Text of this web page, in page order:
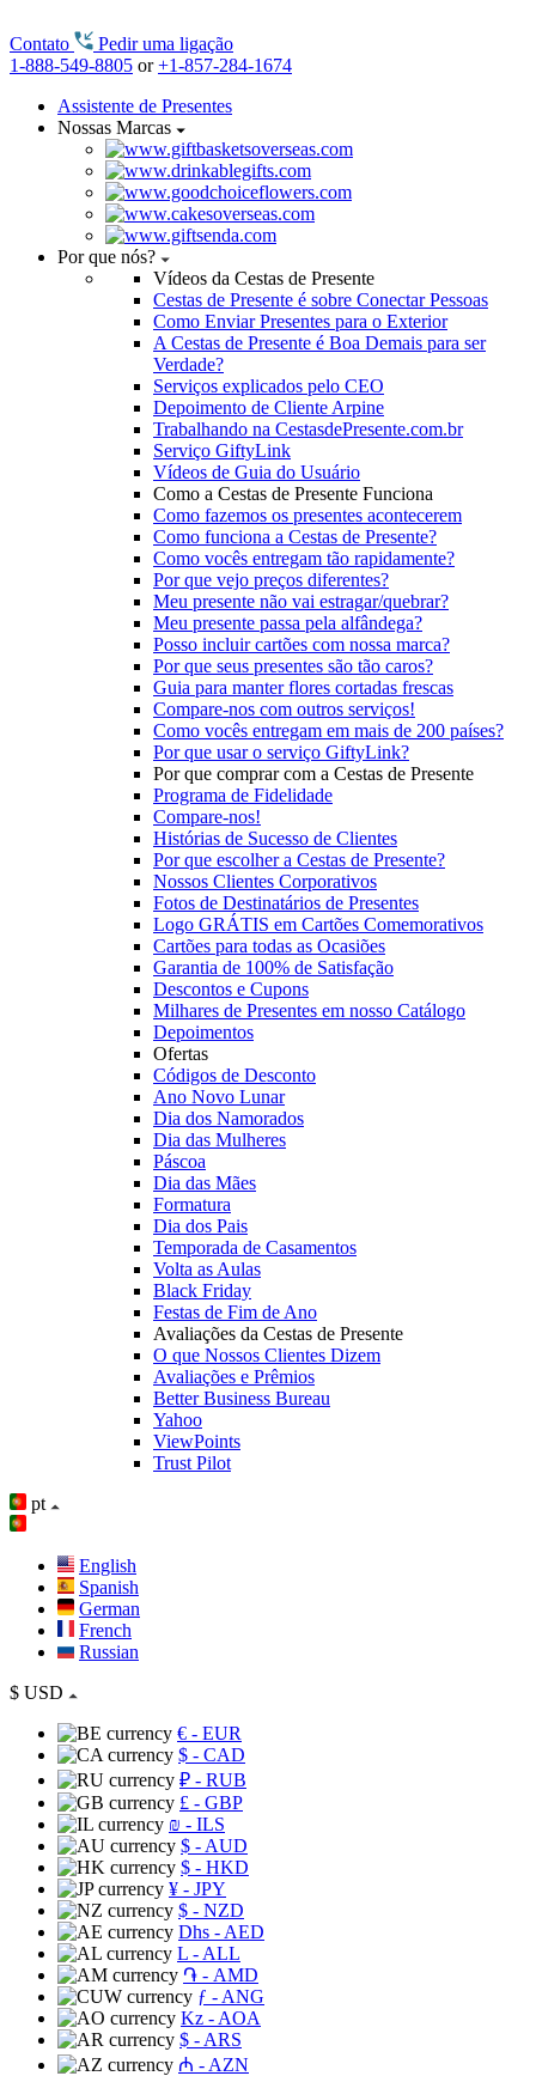
Contato
Pedir uma ligação
1-888-549-8805 or+1-857-284-1674
Assistente de Presentes
Nossas Marcas
Por que nós?
Vídeos da Cestas de Presente
Cestas de Presente é sobre Conectar Pessoas
Como Enviar Presentes para o Exterior
A Cestas de Presente é Boa Demais para ser
Verdade?
Serviços explicados pelo CEO
Depoimento de Cliente Arpine
Trabalhando na CestasdePresente.com.br
Serviço GiftyLink
Vídeos de Guia do Usuário
Como a Cestas de Presente Funciona
Como fazemos os presentes acontecerem
Como funciona a Cestas de Presente?
Como vocês entregam tão rapidamente?
Por que vejo preços diferentes?
Meu presente não vai estragar/quebrar?
Meu presente passa pela alfândega?
Posso incluir cartões com nossa marca?
Por que seus presentes são tão caros?
Guia para manter flores cortadas frescas
Compare-nos com outros serviços!
Como vocês entregam em mais de 200 países?
Por que usar o serviço GiftyLink?
Por que comprar com a Cestas de Presente
Programa de Fidelidade
Compare-nos!
Histórias de Sucesso de Clientes
Por que escolher a Cestas de Presente?
Nossos Clientes Corporativos
Fotos de Destinatários de Presentes
Logo GRÁTIS em Cartões Comemorativos
Cartões para todas as Ocasiões
Garantia de 100% de Satisfação
Descontos e Cupons
Milhares de Presentes em nosso Catálogo
Depoimentos
Ofertas
Códigos de Desconto
Ano Novo Lunar
Dia dos Namorados
Dia das Mulheres
Páscoa
Dia das Mães
Formatura
Dia dos Pais
Temporada de Casamentos
Volta as Aulas
Black Friday
Festas de Fim de Ano
Avaliações da Cestas de Presente
O que Nossos Clientes Dizem
Avaliações e Prêmios
Better Business Bureau
Yahoo
ViewPoints
Trust Pilot
pt
English
Spanish
German
French
Russian
$ USD
€ - EUR
$ - CAD
₽ - RUB
£ - GBP
₪ - ILS
$ - AUD
$ - HKD
¥ - JPY
$ - NZD
Dhs - AED
L - ALL
֏ - AMD
ƒ - ANG
Kz - AOA
$ - ARS
₼ - AZN